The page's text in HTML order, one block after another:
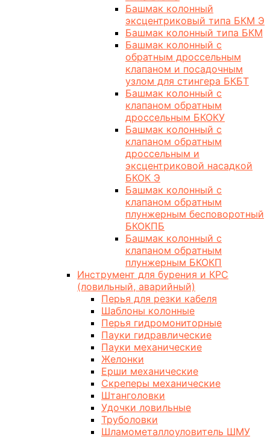
Башмак колонный
эксцентриковый типа БКМ Э
Башмак колонный типа БКМ
Башмак колонный с
обратным дроссельным
клапаном и посадочным
узлом для стингера БКБТ
Башмак колонный с
клапаном обратным
дроссельным БКОКУ
Башмак колонный с
клапаном обратным
дроссельным и
эксцентриковой насадкой
БКОК Э
Башмак колонный с
клапаном обратным
плунжерным бесповоротный
БКОКПБ
Башмак колонный с
клапаном обратным
плунжерным БКОКП
Инструмент для бурения и КРС
(ловильный, аварийный)
Перья для резки кабеля
Шаблоны колонные
Перья гидромониторные
Пауки гидравлические
Пауки механические
Желонки
Ерши механические
Скреперы механические
Штанголовки
Удочки ловильные
Труболовки
Шламометаллоуловитель ШМУ